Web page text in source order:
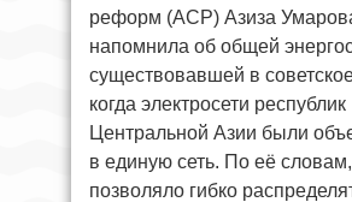
реформ (АСР) Азиза
напомнила об общей
существовавшей в
когда электросети республик
Центральной Азии были
в единую сеть. По её
позволяло гибко